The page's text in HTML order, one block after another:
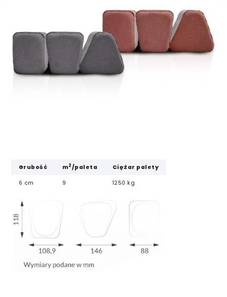
Grubość m2/paleta Ciężar palety
6 cm 9 1250 kg